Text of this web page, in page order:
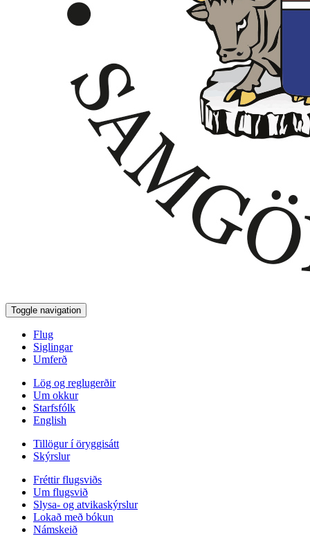
Toggle navigation
Flug
Siglingar
Umferð
Lög og reglugerðir
Um okkur
Starfsfólk
English
Tillögur í öryggisátt
Skýrslur
Fréttir flugsviðs
Um flugsvið
Slysa- og atvikaskýrslur
Lokað með bókun
Námskeið